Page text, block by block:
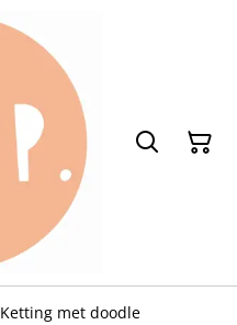
Ketting met doodle